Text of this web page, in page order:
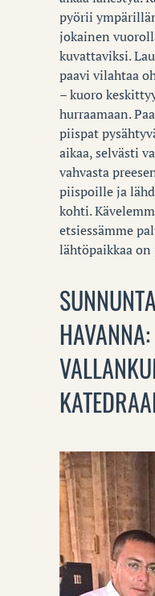
pyörii
jokainen
kuvattaviksi.
paavi vilahtaa
– kuoro
hurraamaan.
piispat
aikaa, selvästi
vahvasta
piispoille ja
kohti.
etsiessämme
lähtöpaikkaa
HAVANNA: